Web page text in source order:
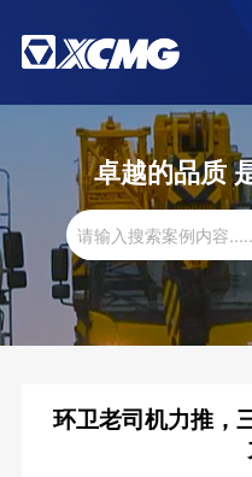
卓越的品质
环卫老司机力推，